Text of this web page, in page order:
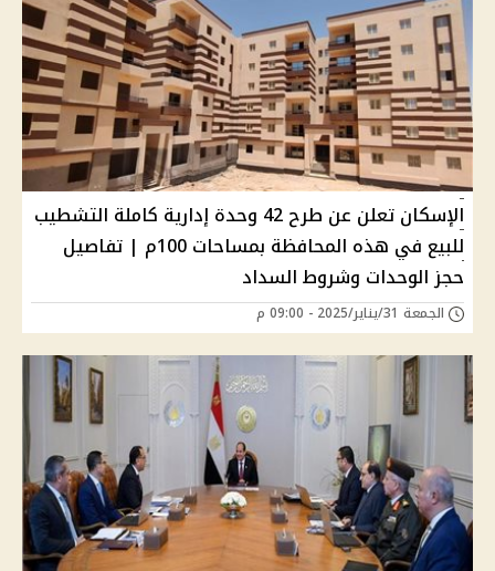
الإسكان تعلن عن طرح 42 وحدة إدارية كاملة التشطيب
للبيع في هذه المحافظة بمساحات 100م | تفاصيل
حجز الوحدات وشروط السداد
الجمعة 31/يناير/2025 - 09:00 م